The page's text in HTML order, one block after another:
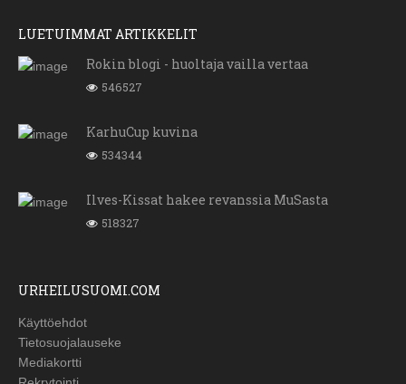
LUETUIMMAT ARTIKKELIT
Rokin blogi - huoltaja vailla vertaa
546527
KarhuCup kuvina
534344
Ilves-Kissat hakee revanssia MuSasta
518327
URHEILUSUOMI.COM
Käyttöehdot
Tietosuojalauseke
Mediakortti